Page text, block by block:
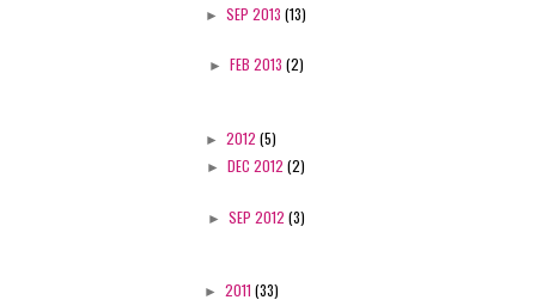
► SEP 2013 (13)
► FEB 2013 (2)
► 2012 (5)
► DEC 2012 (2)
► SEP 2012 (3)
► 2011 (33)